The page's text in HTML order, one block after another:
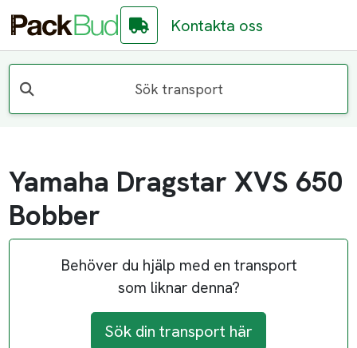
Kontakta oss
Sök transport
Yamaha Dragstar XVS 650
Bobber
Behöver du hjälp med en transport
som liknar denna?
Sök din transport här